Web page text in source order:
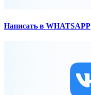
Написать в WHATSAPP